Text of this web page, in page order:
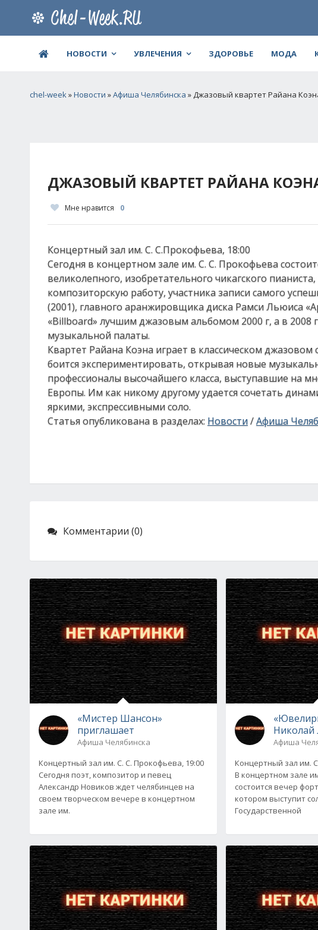
НОВОСТИ УВЛЕЧЕНИЯ ЗДОРОВЬЕ МОДА
chel-week»Новости »Афиша Челябинска » Джазовый квартет Райана
ДЖАЗОВЫЙ КВАРТЕТ РАЙАНА
Мне нравится 0
Концертный зал им. С. С.Прокофьева, 18:00
Сегодня в концертном зале им. С. С. Прокофьева
великолепного, изобретательного чикагского
композиторскую работу, участника записи самого
(2001), главного аранжировщика диска Рамси Льюиса
«Billboard» лучшим джазовым альбомом 2000 г, а в
музыкальной палаты.
Квартет Райана Коэна играет в классическом
боится экспериментировать, открывая новые
профессионалы высочайшего класса, выступавшие на
Европы. Им как никому другому удается сочетать
яркими, экспрессивными соло.
Статья опубликована в разделах: Новости/Афиша
Комментарии (0)
«Мистер Шансон»
приглашает
Афиша Челябинска
Концертный зал им. С. С. Прокофьева, 19:00
Сегодня поэт, композитор и певец
Александр Новиков ждет челябинцев на
своем творческом вечере в концертном
зале им.
Николай
Афиша
Концертный зал им.
В концертном зале
состоится вечер
котором выступит
Государственной